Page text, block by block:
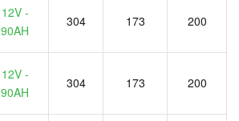
12V -
90AH
304 173 200
12V -
90AH
304 173 200